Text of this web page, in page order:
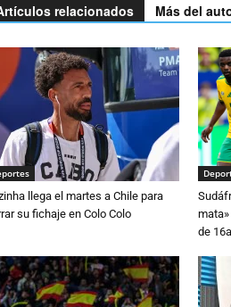
relacionados Más del
llega el martes a Chile para
su fichaje en Colo Colo
de